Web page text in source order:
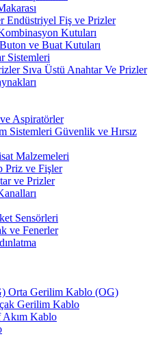
Endüstriyel Fiş ve Prizler
Kutuları
Buton ve Buat Kutuları
Sistemleri
Sıva Üstü Anahtar Ve Prizler
Aspiratörler
Güvenlik ve Hırsız
Malzemeleri
Priz ve Fişler
ve Prizler
Sensörleri
ve Fenerler
Orta Gerilim Kablo (OG)
Gerilim Kablo
Akım Kablo